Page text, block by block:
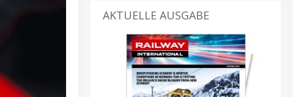
AKTUELLE AUSGABE